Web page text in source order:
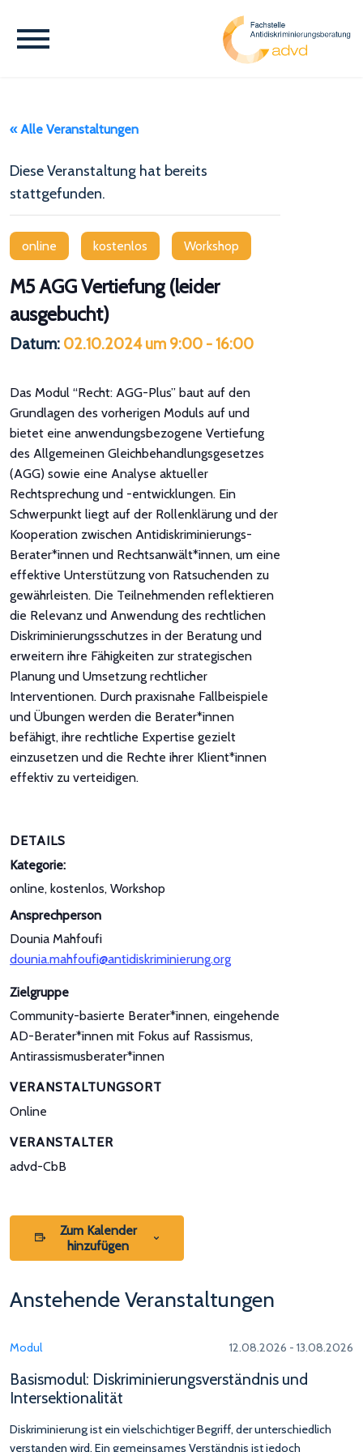
« Alle Veranstaltungen
Diese Veranstaltung hat bereits
stattgefunden.
online kostenlos Workshop
M5 AGG Vertiefung (leider
ausgebucht)
Datum: 02.10.2024 um 9:00 -16:00
Das Modul “Recht: AGG-Plus” baut auf den
Grundlagen des vorherigen Moduls auf und
bietet eine anwendungsbezogene Vertiefung
des Allgemeinen Gleichbehandlungsgesetzes
(AGG) sowie eine Analyse aktueller
Rechtsprechung und -entwicklungen. Ein
Schwerpunkt liegt auf der Rollenklärung und der
Kooperation zwischen Antidiskriminierungs-
Berater*innen und Rechtsanwält*innen, um eine
effektive Unterstützung von Ratsuchenden zu
gewährleisten. Die Teilnehmenden reflektieren
die Relevanz und Anwendung des rechtlichen
Diskriminierungsschutzes in der Beratung und
erweitern ihre Fähigkeiten zur strategischen
Planung und Umsetzung rechtlicher
Interventionen. Durch praxisnahe Fallbeispiele
und Übungen werden die Berater*innen
befähigt, ihre rechtliche Expertise gezielt
einzusetzen und die Rechte ihrer Klient*innen
effektiv zu verteidigen.
DETAILS
Kategorie:
online, kostenlos, Workshop
Ansprechperson
Dounia Mahfoufi
dounia.mahfoufi@antidiskriminierung.org
Zielgruppe
Community-basierte Berater*innen, eingehende
AD-Berater*innen mit Fokus auf Rassismus,
Antirassismusberater*innen
VERANSTALTUNGSORT
Online
VERANSTALTER
advd-CbB
Zum Kalender
hinzufügen
Anstehende Veranstaltungen
Modul 12.08.2026 - 13.08.2026
Basismodul: Diskriminierungsverständnis und
Intersektionalität
Diskriminierung ist ein vielschichtiger Begriff, der unterschiedlich
verstanden wird. Ein gemeinsames Verständnis ist jedoch